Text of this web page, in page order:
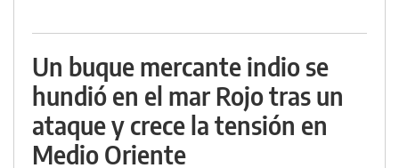
Un buque mercante indio se
hundió en el mar Rojo tras un
ataque y crece la tensión en
Medio Oriente